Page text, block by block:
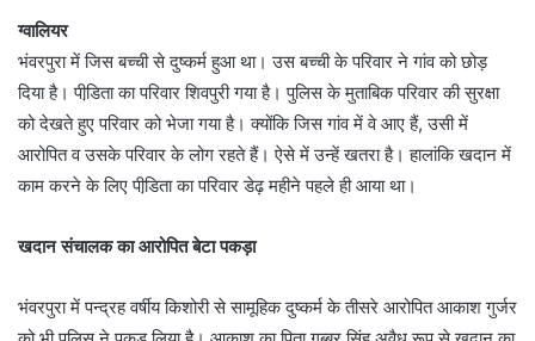
ग्वालियर
भंवरपुरा में जिस बच्ची से दुष्कर्म हुआ था। उस बच्ची के परिवार ने गांव को छोड़
दिया है। पीडि़ता का परिवार शिवपुरी गया है। पुलिस के मुताबिक परिवार की सुरक्षा
को देखते हुए परिवार को भेजा गया है। क्योंकि जिस गांव में वे आए हैं, उसी में
आरोपित व उसके परिवार के लोग रहते हैं। ऐसे में उन्हें खतरा है। हालांकि खदान में
काम करने के लिए पीडि़ता का परिवार डेढ़ महीने पहले ही आया था।
खदान संचालक का आरोपित बेटा पकड़ा
भंवरपुरा में पन्द्रह वर्षीय किशोरी से सामूहिक दुष्कर्म के तीसरे आरोपित आकाश गुर्जर